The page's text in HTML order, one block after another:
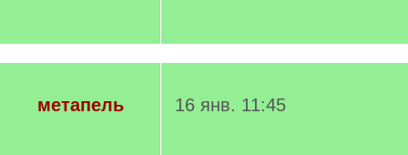
метапель 16 янв. 11:45